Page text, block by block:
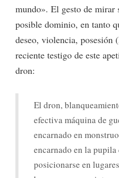
mundo». El gesto de mirar
posible dominio, en tanto
deseo, violencia,
reciente testigo de este
dron:
El dron,
efectiva máquina de
encarnado en
encarnado en la
posicionarse en